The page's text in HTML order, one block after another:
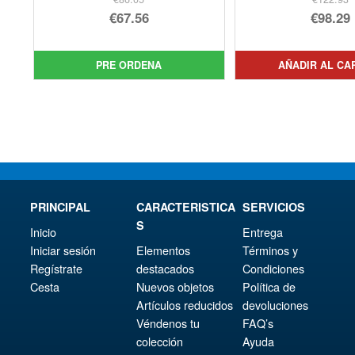
El
original
era:
€67.56
precio
actual
PRE ORDENA
El
era:
€98.29
AÑADIR AL
PRINCIPAL
Inicio
Iniciar sesión
Regístrate
Cesta
CARACTERISTICA
S
Elementos
destacados
Nuevos objetos
Artículos reducidos
Véndenos tu
colección
SERVICIOS
Entrega
Términos y
Condiciones
Política de
devoluciones
FAQ’s
Ayuda